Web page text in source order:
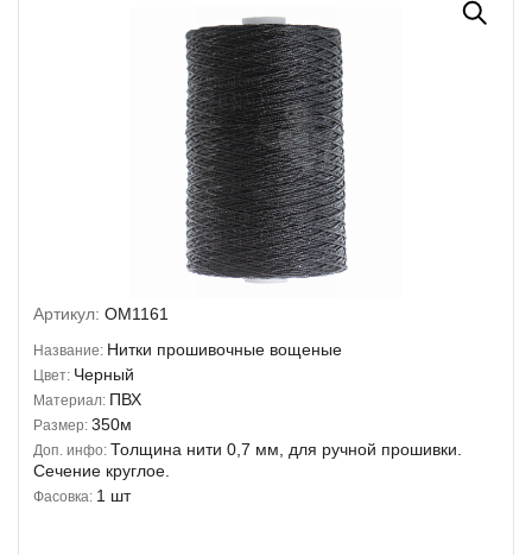
Артикул: OM1161
Название: Нитки прошивочные вощеные
Цвет: Черный
Материал: ПВХ
Размер: 350м
Доп. инфо: Толщина нити 0,7 мм, для ручной прошивки.
Сечение круглое.
Фасовка: 1 шт